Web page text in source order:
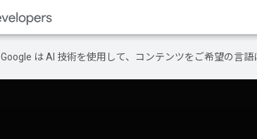
Google は AI 技術を使用して、コンテンツをご希望の言